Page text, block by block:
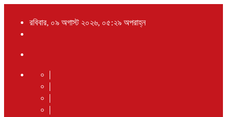
রবিবার, ০৯ অগাস্ট ২০২৬, ০৫:২৯ অপরাহ্ন